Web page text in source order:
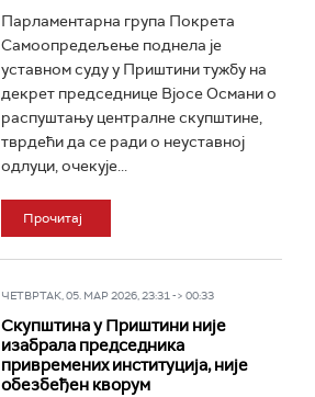
Парламентарна група Покрета
Самоопредељење поднела је
уставном суду у Приштини тужбу на
декрет председнице Вјосе Османи о
распуштању централне скупштине,
тврдећи да се ради о неуставној
одлуци, очекује...
Прочитај
ЧЕТВРТАК, 05. МАР 2026, 23:31 -> 00:33
Скупштина у Приштини није
изабрала председника
привремених институција, није
обезбеђен кворум